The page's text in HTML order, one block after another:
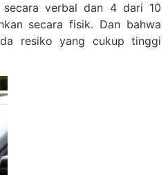
secara verbal dan 4 dari 10
secara fisik. Dan bahwa
resiko yang cukup tinggi